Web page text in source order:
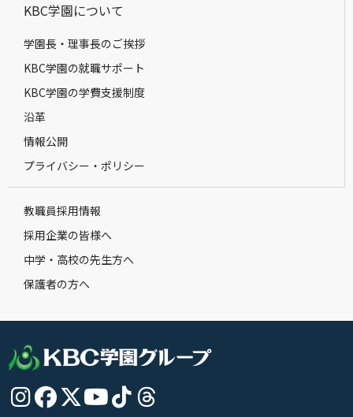
KBC学園について
学園長・理事長のご挨拶
KBC学園の就職サポート
KBC学園の学費支援制度
沿革
情報公開
プライバシー・ポリシー
教職員採用情報
採用企業の皆様へ
中学・高校の先生方へ
保護者の方へ